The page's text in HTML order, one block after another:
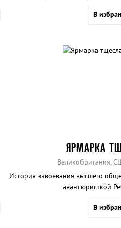
В
ЯРМАРКА
Великобритания,
История завоевания высшего
авантюристкой
В